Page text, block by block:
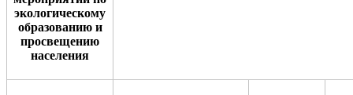
экологическому
образованию и
просвещению
населения